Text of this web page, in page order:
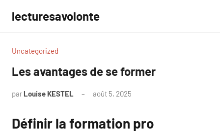
contenu
lecturesavolonte
Uncategorized
Les avantages de se former
par Louise KESTEL août 5, 2025
Définir la formation pro